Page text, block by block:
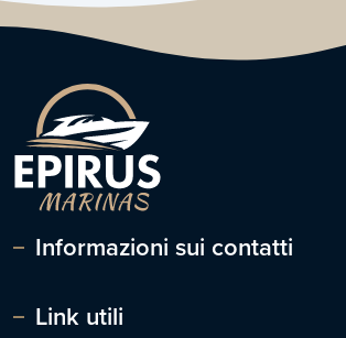
Informazioni sui contatti
Link utili